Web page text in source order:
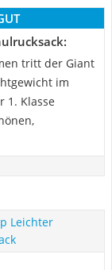
tritt der Giant
im
1. Klasse
Leichter